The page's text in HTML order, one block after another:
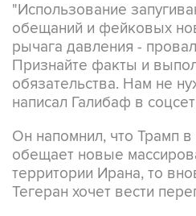
"Использование
обещаний и фейковых
рычага давления -
Признайте факты и
обязательства. Нам не
написал Галибаф в
Он напомнил, что Трамп
обещает новые
территории Ирана, то
Тегеран хочет вести